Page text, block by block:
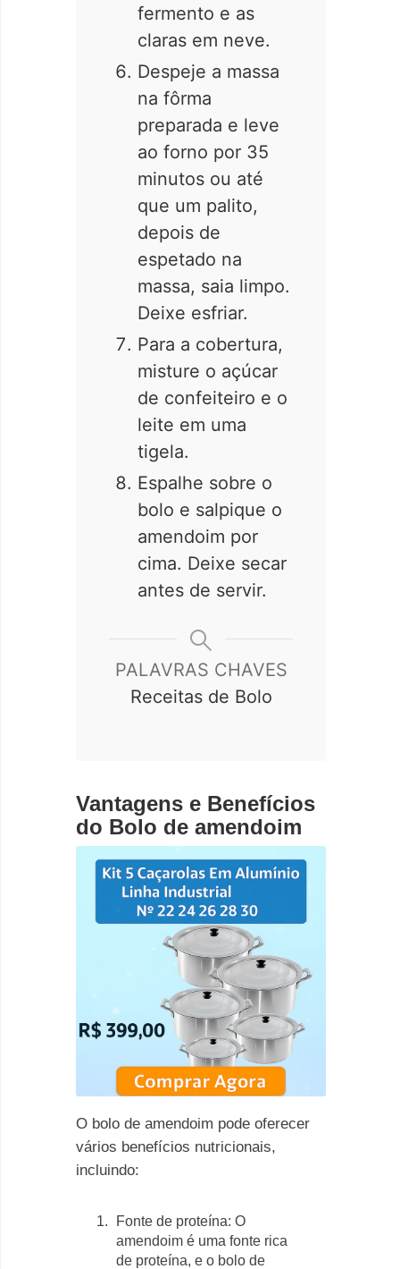
fermento e as
claras em neve.
Despeje a massa
na fôrma
preparada e leve
ao forno por 35
minutos ou até
que um palito,
depois de
espetado na
massa, saia limpo.
Deixe esfriar.
Para a cobertura,
misture o açúcar
de confeiteiro e o
leite em uma
tigela.
Espalhe sobre o
bolo e salpique o
amendoim por
cima. Deixe secar
antes de servir.
PALAVRAS CHAVES
Receitas de Bolo
Vantagens e Benefícios
do Bolo de amendoim
O bolo de amendoim pode oferecer
vários benefícios nutricionais,
incluindo:
Fonte de proteína: O
amendoim é uma fonte rica
de proteína, e o bolo de